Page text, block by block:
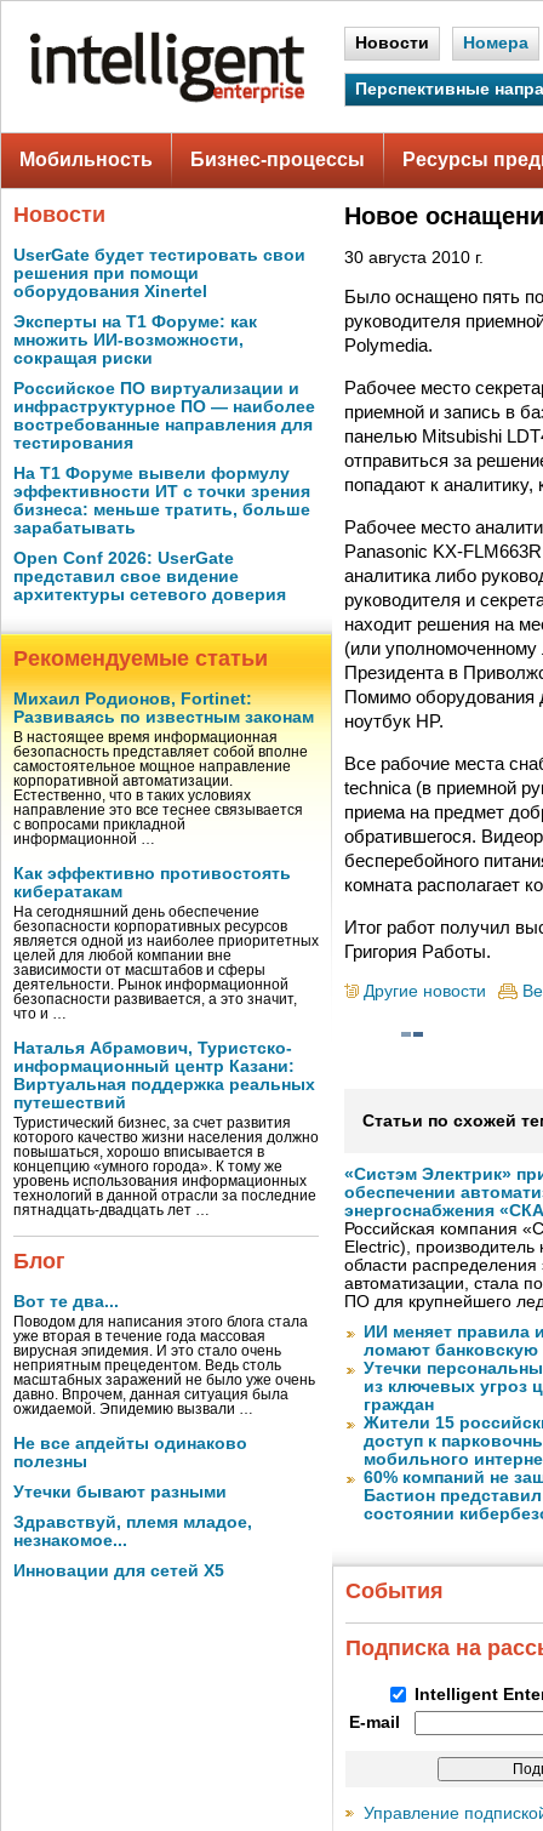
Новости Номера
Перспективные
Мобильность Бизнес-процессы Ресурсы
Новости
UserGate будет тестировать свои
решения при помощи
оборудования Xinertel
Эксперты на Т1 Форуме: как
множить ИИ-возможности,
сокращая риски
Российское ПО виртуализации и
инфраструктурное ПО — наиболее
востребованные направления для
тестирования
На Т1 Форуме вывели формулу
эффективности ИТ с точки зрения
бизнеса: меньше тратить, больше
зарабатывать
Open Conf 2026: UserGate
представил свое видение
архитектуры сетевого доверия
Рекомендуемые статьи
Михаил Родионов, Fortinet:
Развиваясь по известным законам
В настоящее время информационная
безопасность представляет собой вполне
самостоятельное мощное направление
корпоративной автоматизации.
Естественно, что в таких условиях
направление это все теснее связывается
с вопросами прикладной
информационной …
Как эффективно противостоять
кибератакам
На сегодняшний день обеспечение
безопасности корпоративных ресурсов
является одной из наиболее приоритетных
целей для любой компании вне
зависимости от масштабов и сферы
деятельности. Рынок информационной
безопасности развивается, а это значит,
что и …
Наталья Абрамович, Туристско-
информационный центр Казани:
Виртуальная поддержка реальных
путешествий
Туристический бизнес, за счет развития
которого качество жизни населения должно
повышаться, хорошо вписывается в
концепцию «умного города». К тому же
уровень использования информационных
технологий в данной отрасли за последние
пятнадцать-двадцать лет …
Блог
Вот те два...
Поводом для написания этого блога стала
уже вторая в течение года массовая
вирусная эпидемия. И это стало очень
неприятным прецедентом. Ведь столь
масштабных заражений не было уже очень
давно. Впрочем, данная ситуация была
ожидаемой. Эпидемию вызвали …
Не все апдейты одинаково
полезны
Утечки бывают разными
Здравствуй, племя младое,
незнакомое...
Инновации для сетей X5
Новое
30 августа 2010 г.
Было оснащено пять
руководителя
Polymedia.
Рабочее место
приемной и запись в
панелью Mitsubishi
отправиться за
попадают к
Рабочее место
Panasonic KX-
аналитика либо
руководителя и
находит решения на
(или
Президента в
Помимо оборудования
ноутбук HP.
Все рабочие места
technica (в приемной
приема на предмет
обратившегося.
бесперебойного
комната располагает
Итог работ получил
Григория Работы.
Другие новости
Статьи по схожей
«Систэм Электрик»
обеспечении
энергоснабжения
Российская компания
Electric),
области распределения
автоматизации, стала
ПО для крупнейшего
ИИ меняет правила
ломают
Утечки
из ключевых угроз
граждан
Жители 15
доступ к
мобильного
60% компаний не
Бастион
состоянии
События
Подписка на
Intelligent
E-mail
Управление